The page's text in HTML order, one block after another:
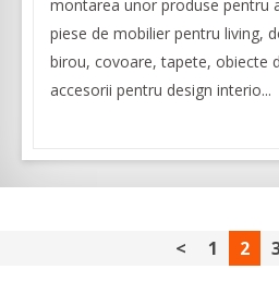
montarea unor produse pentru
piese de mobilier pentru living,
birou, covoare, tapete, obiecte
accesorii pentru design interio...
< 1 2